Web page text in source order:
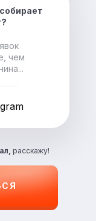
расскажу!
чем